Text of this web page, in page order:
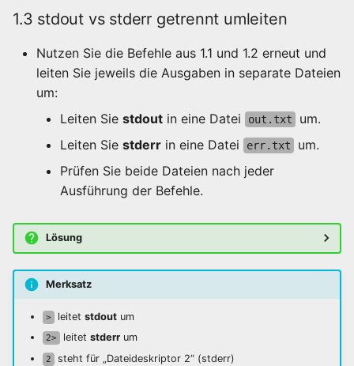
weitergeben
5.4 Env-Variablen
anzeigen
effizient nutzen
6.1 Letzte Befehle
anzeigen
6.2 Suche in der History
Completion, bashrc und
sinnvolle Konfiguration
7.1 Was ist die bashrc?
1.3 stdout vs stderr getrennt umleiten
Nutzen Sie die Befehle aus 1.1 und 1.2 erneut und
leiten Sie jeweils die Ausgaben in separate Dateien
um:
Leiten Sie stdout in eine Datei out.txt
um.
Leiten Sie stderr in eine Datei err.txt
um.
Prüfen Sie beide Dateien nach jeder
Ausführung der Befehle.
Lösung
Merksatz
> leitet stdoutum
2> leitet stderrum
2 steht für „Dateideskriptor 2“ (stderr)